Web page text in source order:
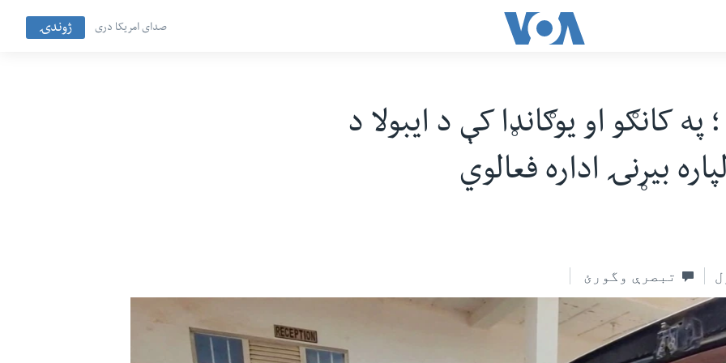
صدای امریکا دری ژوندۍ
په کانګو او یوګانډا کې د ایبولا د
بیړنۍ اداره فعالوي
تبصرې وگورئ